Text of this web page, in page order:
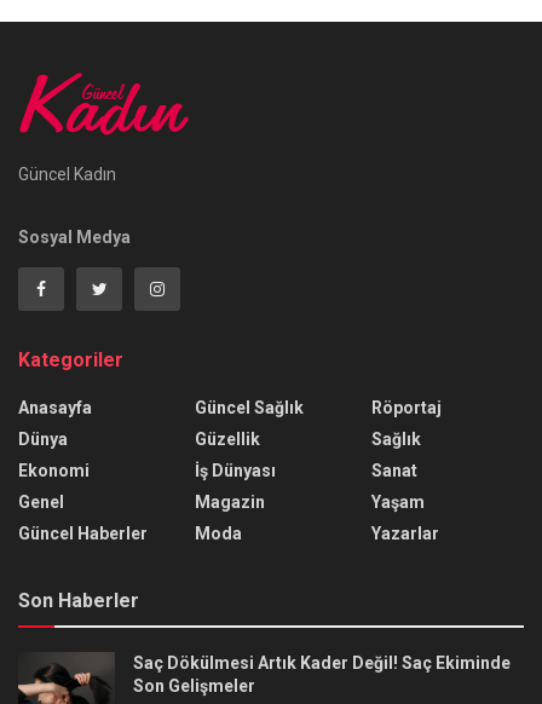
Güncel Kadın
Sosyal Medya
Kategoriler
Anasayfa
Dünya
Ekonomi
Genel
Güncel Haberler
Güncel Sağlık
Güzellik
İş Dünyası
Magazin
Moda
Röportaj
Sağlık
Sanat
Yaşam
Yazarlar
Son Haberler
Saç Dökülmesi Artık Kader Değil! Saç Ekiminde
Son Gelişmeler